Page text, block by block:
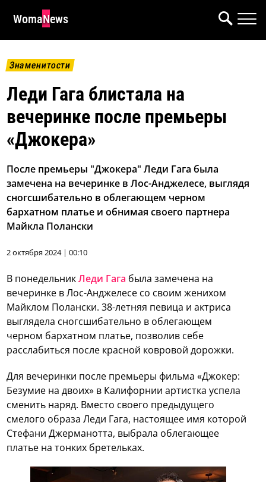
WomaNews
Знаменитости
Леди Гага блистала на
вечеринке после премьеры
«Джокера»
После премьеры "Джокера" Леди Гага была
замечена на вечеринке в Лос-Анджелесе, выглядя
сногсшибательно в облегающем черном
бархатном платье и обнимая своего партнера
Майкла Полански
2 октября 2024 | 00:10
В понедельникЛеди Гага была замечена на
вечеринке в Лос-Анджелесе со своим женихом
Майклом Полански. 38-летняя певица и актриса
выглядела сногсшибательно в облегающем
черном бархатном платье, позволив себе
расслабиться после красной ковровой дорожки.
Для вечеринки после премьеры фильма «Джокер:
Безумие на двоих» в Калифорнии артистка успела
сменить наряд. Вместо своего предыдущего
смелого образа Леди Гага, настоящее имя которой
Стефани Джерманотта, выбрала облегающее
платье на тонких бретельках.